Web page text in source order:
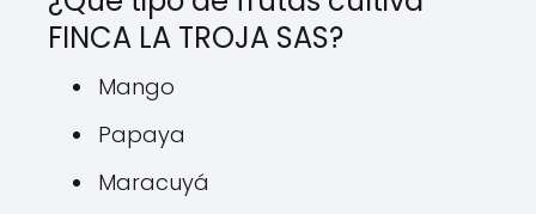
FINCA LA TROJA SAS?
Mango
Papaya
Maracuyá